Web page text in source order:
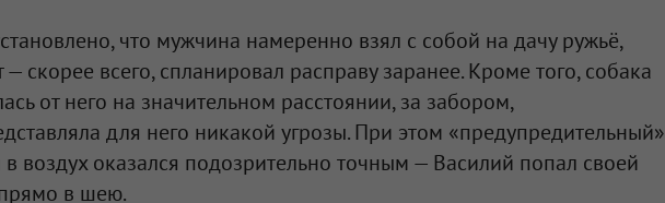
что мужчина намеренно взял с собой на дачу ружьё,
— скорее всего, спланировал расправу заранее. Кроме того, собака
от него на значительном расстоянии, за забором,
для него никакой угрозы. При этом «предупредительный»
в воздух оказался подозрительно точным — Василий попал своей
в шею.